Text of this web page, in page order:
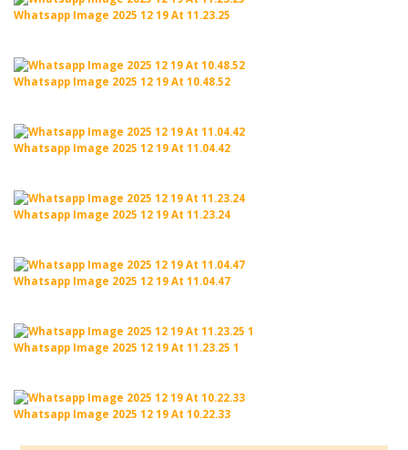
Whatsapp Image 2025 12 19 At 11.23.25
Whatsapp Image 2025 12 19 At 10.48.52
Whatsapp Image 2025 12 19 At 11.04.42
Whatsapp Image 2025 12 19 At 11.23.24
Whatsapp Image 2025 12 19 At 11.04.47
Whatsapp Image 2025 12 19 At 11.23.25 1
Whatsapp Image 2025 12 19 At 10.22.33